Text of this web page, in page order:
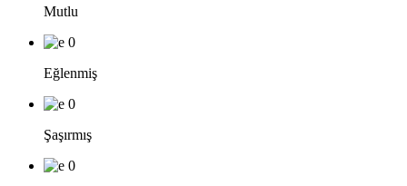
Mutlu
0
Eğlenmiş
0
Şaşırmış
0